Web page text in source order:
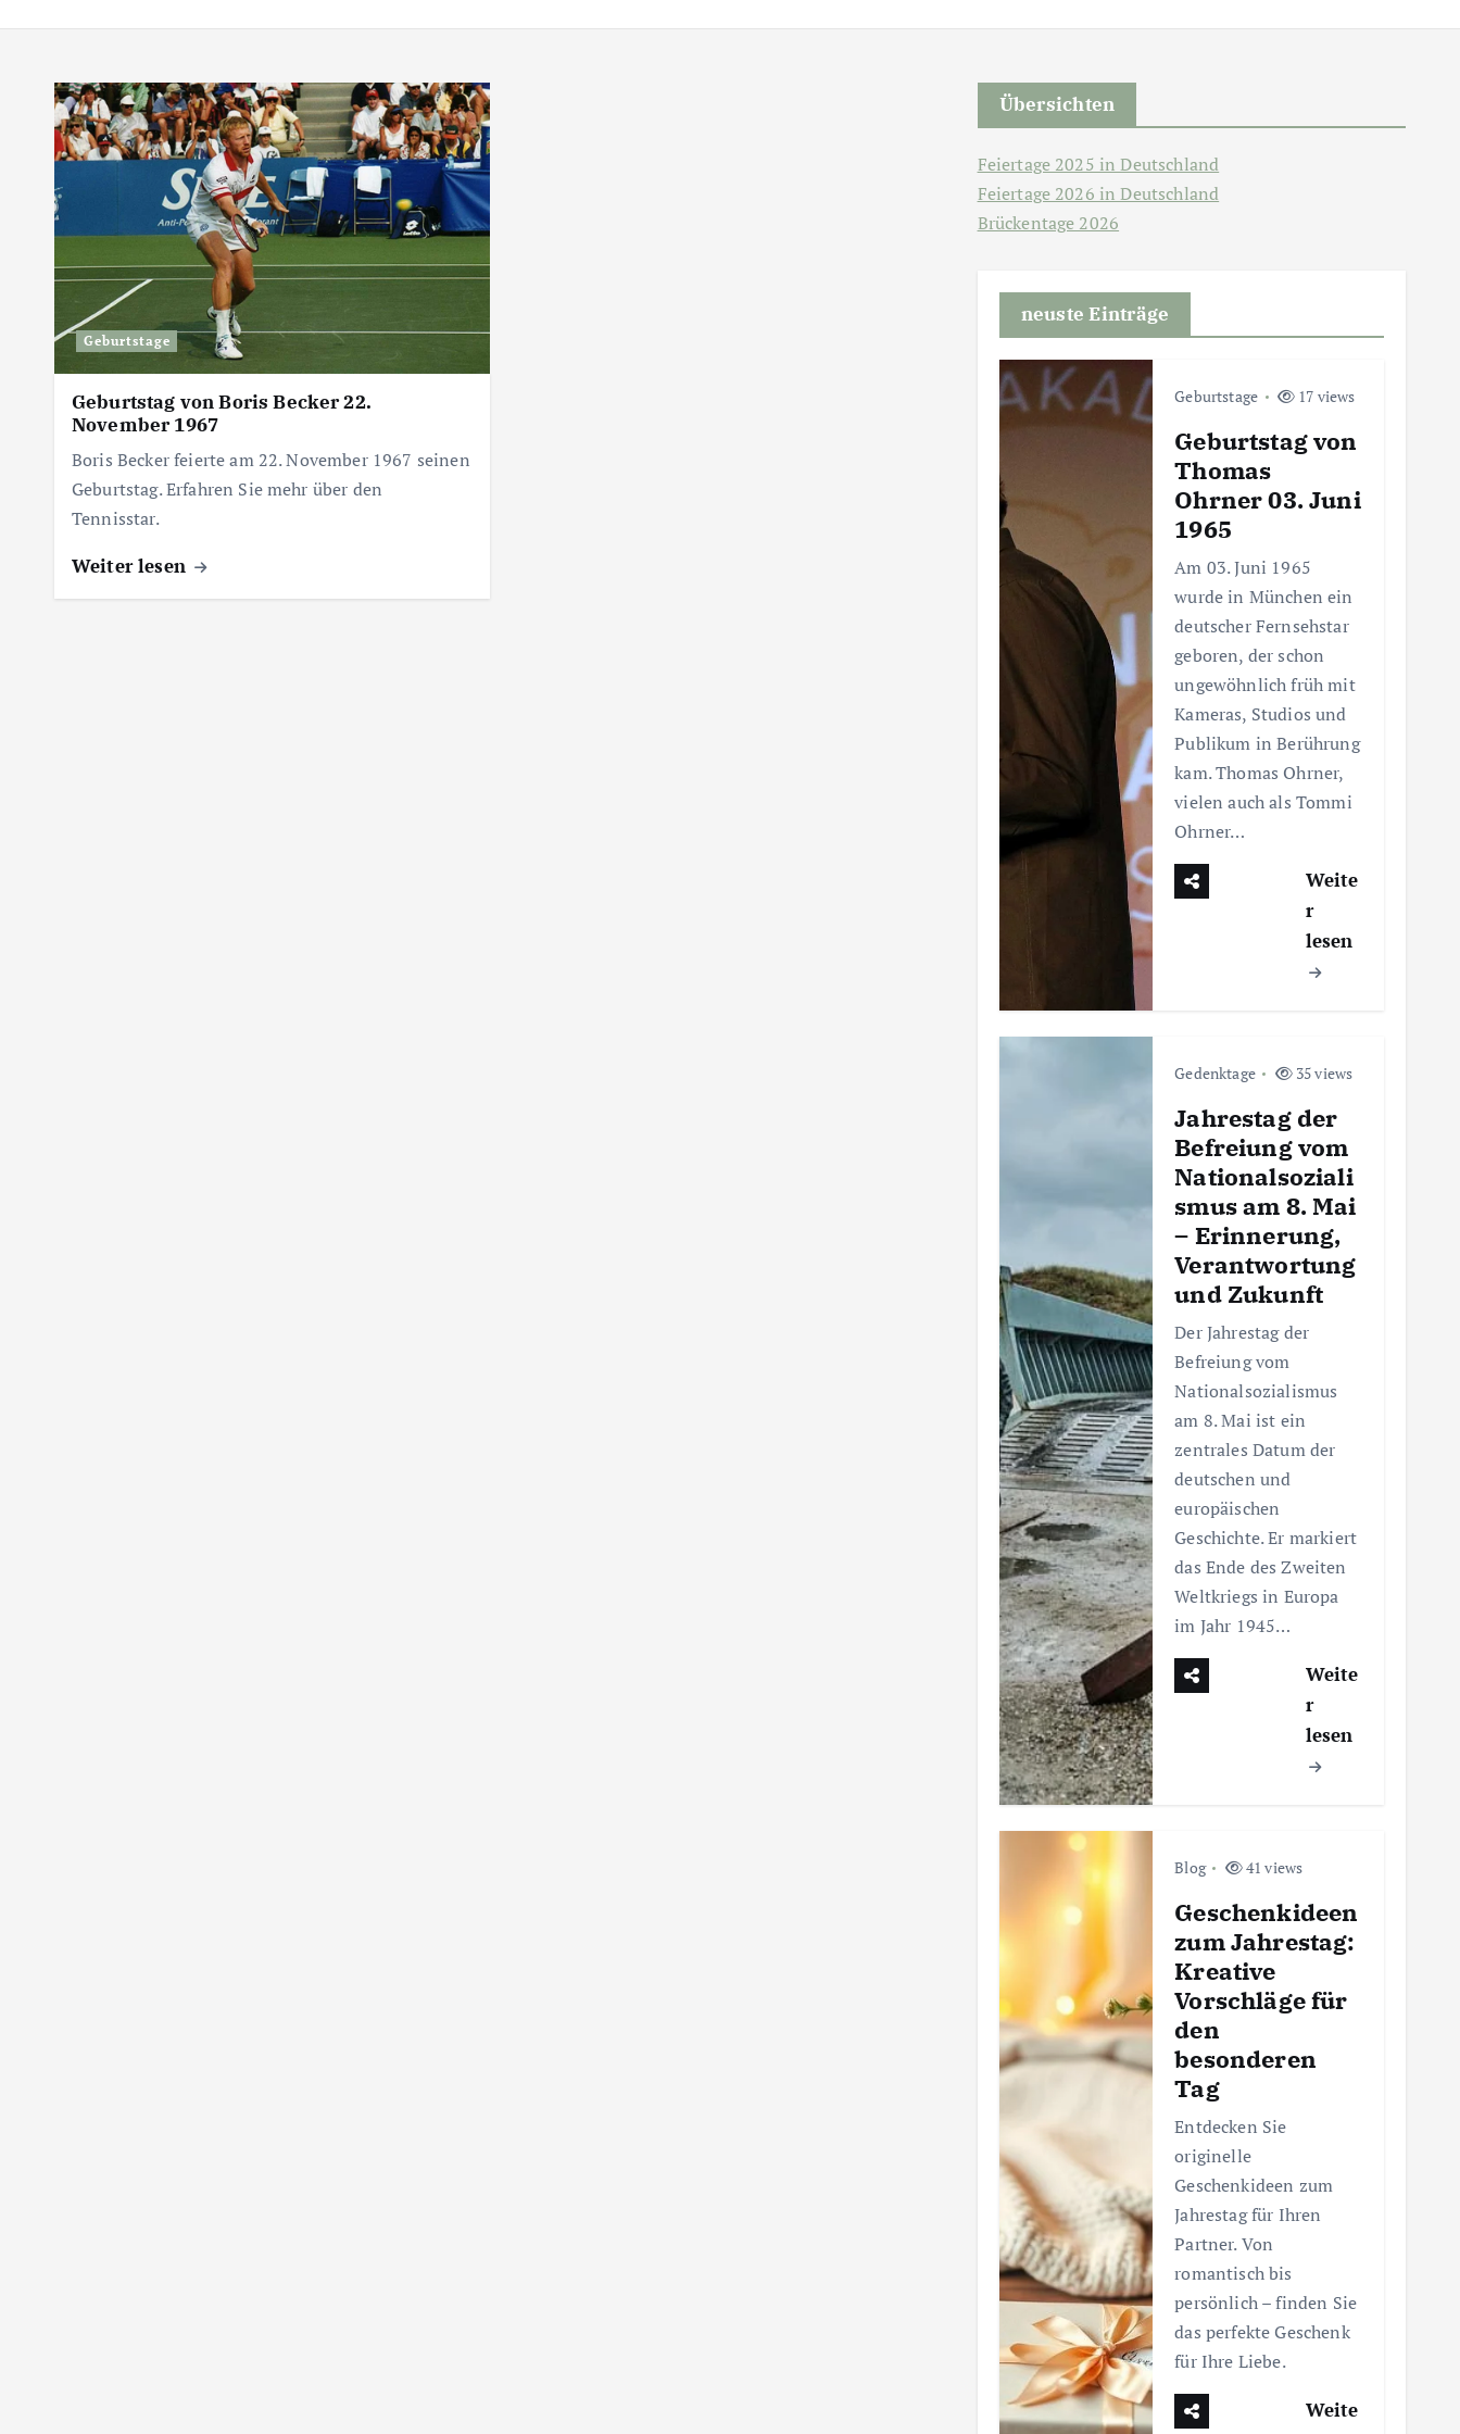
Geburtstage
Geburtstag von Boris Becker 22.
November 1967
Boris Becker feierte am 22. November 1967 seinen
Geburtstag. Erfahren Sie mehr über den
Tennisstar.
Weiter lesen
Übersichten
Feiertage 2025 in Deutschland
Feiertage 2026 in Deutschland
Brückentage 2026
neuste Einträge
Geburtstage 17 views
Geburtstag von
Thomas
Ohrner 03. Juni
1965
Am 03. Juni 1965
wurde in München ein
deutscher Fernsehstar
geboren, der schon
ungewöhnlich früh mit
Kameras, Studios und
Publikum in Berührung
kam. Thomas Ohrner,
vielen auch als Tommi
Ohrner…
Weite
r
lesen
Gedenktage 35 views
Jahrestag der
Befreiung vom
Nationalsoziali
smus am 8. Mai
– Erinnerung,
Verantwortung
und Zukunft
Der Jahrestag der
Befreiung vom
Nationalsozialismus
am 8. Mai ist ein
zentrales Datum der
deutschen und
europäischen
Geschichte. Er markiert
das Ende des Zweiten
Weltkriegs in Europa
im Jahr 1945…
Weite
r
lesen
Blog 41 views
Geschenkideen
zum Jahrestag:
Kreative
Vorschläge für
den
besonderen
Tag
Entdecken Sie
originelle
Geschenkideen zum
Jahrestag für Ihren
Partner. Von
romantisch bis
persönlich – finden Sie
das perfekte Geschenk
für Ihre Liebe.
Weite